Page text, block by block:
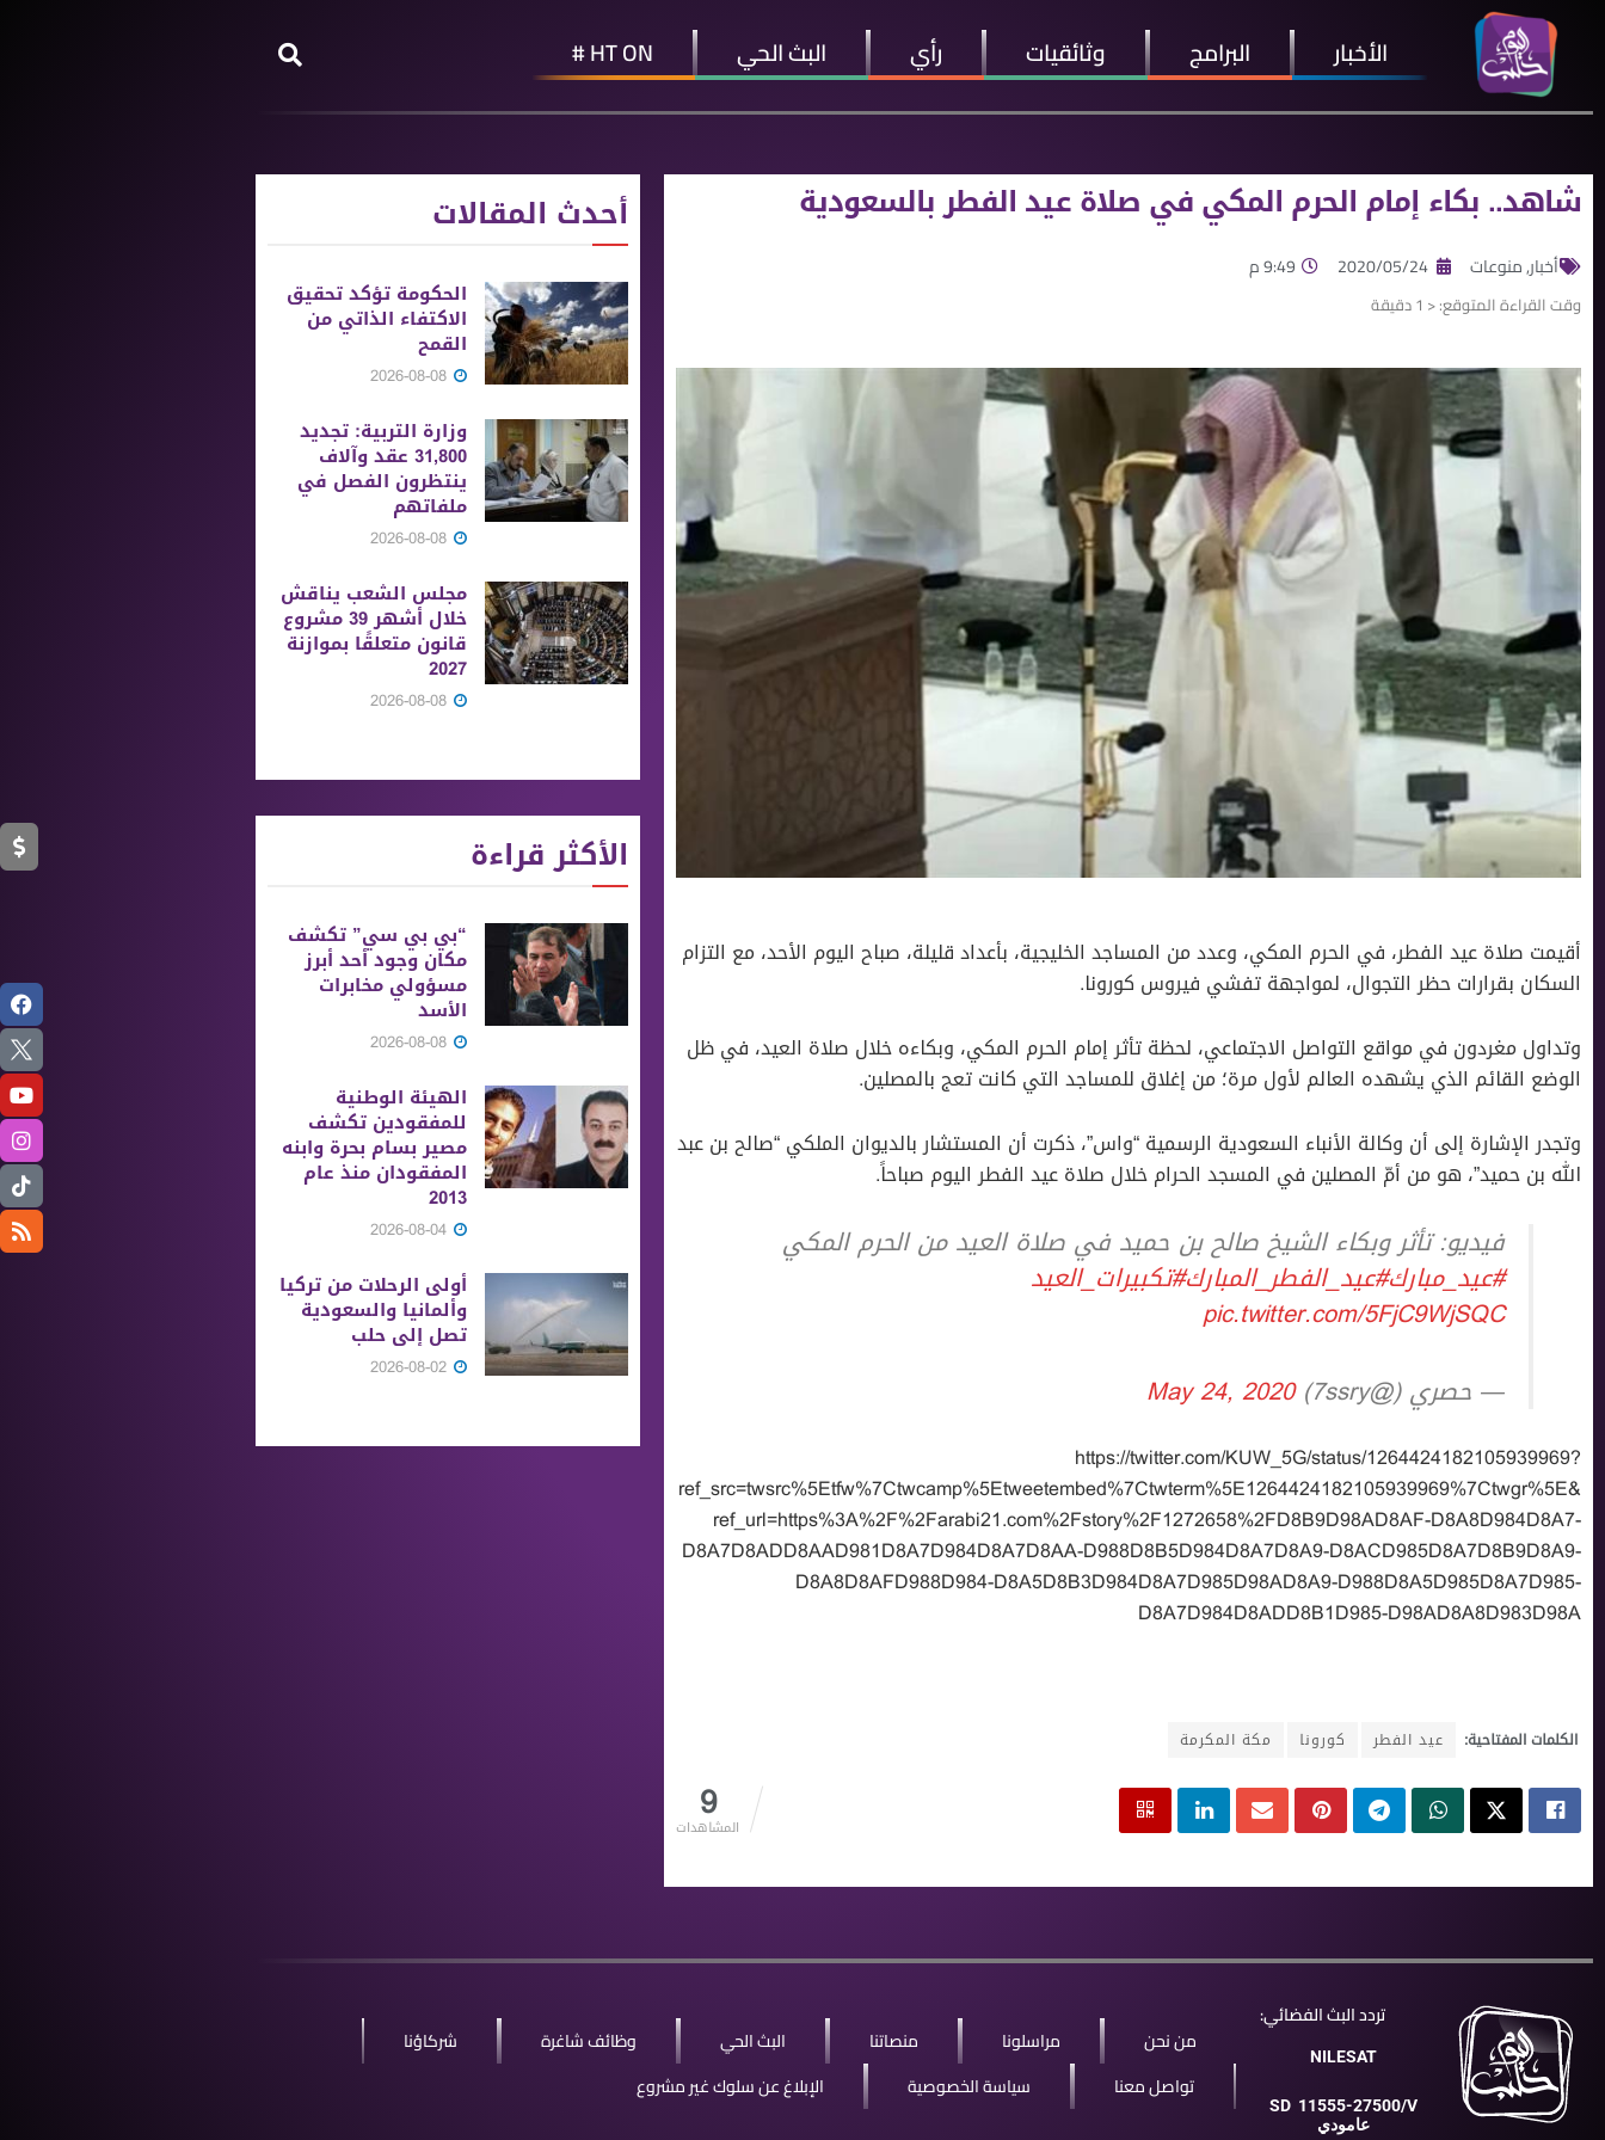
الأخبار البرامج وثائقيات رأي البث الحي HT ON #
شاهد.. بكاء إمام الحرم المكي في صلاة عيد الفطر بالسعودية
أخبار,منوعات 2020/05/24 9:49 م
وقت القراءة المتوقع:< 1 دقيقة
أقيمت صلاة عيد الفطر، في الحرم المكي، وعدد من المساجد الخليجية، بأعداد قليلة، صباح اليوم الأحد، مع التزام
السكان بقرارات حظر التجوال، لمواجهة تفشي فيروس كورونا.
وتداول مغردون في مواقع التواصل الاجتماعي، لحظة تأثر إمام الحرم المكي، وبكاءه خلال صلاة العيد، في ظل
الوضع القائم الذي يشهده العالم لأول مرة؛ من إغلاق للمساجد التي كانت تعج بالمصلين.
وتجدر الإشارة إلى أن وكالة الأنباء السعودية الرسمية “واس”، ذكرت أن المستشار بالديوان الملكي “صالح بن عبد
الله بن حميد”، هو من أمّ المصلين في المسجد الحرام خلال صلاة عيد الفطر اليوم صباحاً.
فيديو: تأثر وبكاء الشيخ صالح بن حميد في صلاة العيد من الحرم المكي
#عيد_مبارك#عيد_الفطر_المبارك#تكبيرات_العيد
pic.twitter.com/5FjC9WjSQC
— حصري (@7ssry)
May 24, 2020
https://twitter.com/KUW_5G/status/1264424182105939969?
ref_src=twsrc%5Etfw%7Ctwcamp%5Etweetembed%7Ctwterm%5E1264424182105939969%7Ctwgr%5E&
ref_url=https%3A%2F%2Farabi21.com%2Fstory%2F1272658%2FD8B9D98AD8AF-D8A8D984D8A7-
D8A7D8ADD8AAD981D8A7D984D8A7D8AA-D988D8B5D984D8A7D8A9-D8ACD985D8A7D8B9D8A9-
D8A8D8AFD988D984-D8A5D8B3D984D8A7D985D98AD8A9-D988D8A5D985D8A7D985-
D8A7D984D8ADD8B1D985-D98AD8A8D983D98A
الكلمات المفتاحية: عيد الفطر كورونا مكة المكرمة
9
المشاهدات
أحدث المقالات
الحكومة تؤكد تحقيق
الاكتفاء الذاتي من
القمح
وزارة التربية: تجديد
31,800 عقد وآلاف
ينتظرون الفصل في
ملفاتهم
مجلس الشعب يناقش
خلال أشهر 39 مشروع
قانون متعلقًا بموازنة
2027
الأكثر قراءة
“بي بي سي” تكشف
مكان وجود أحد أبرز
مسؤولي مخابرات
الأسد
الهيئة الوطنية
للمفقودين تكشف
مصير بسام بحرة وابنه
المفقودان منذ عام
2013
أولى الرحلات من ‏تركيا
وألمانيا والسعودية
تصل إلى حلب
تردد البث الفضائي:
NILESAT
SD 11555-27500/V
عامودي
من نحن مراسلونا منصاتنا البث الحي وظائف شاغرة
شركاؤنا
تواصل معنا
سياسة الخصوصية الإبلاغ عن سلوك غير مشروع